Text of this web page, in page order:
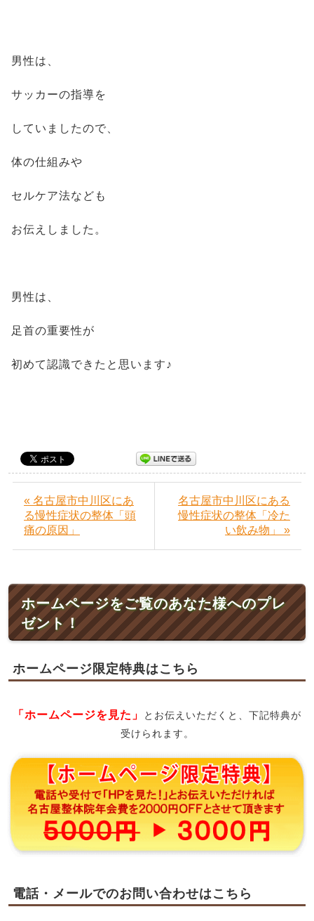
男性は、
サッカーの指導を
していましたので、
体の仕組みや
セルケア法なども
お伝えしました。
男性は、
足首の重要性が
初めて認識できたと思います♪
« 名古屋市中川区にあ
る慢性症状の整体「頭
痛の原因」
名古屋市中川区にある
慢性症状の整体「冷た
い飲み物」 »
ホームページをご覧のあなた様へのプレ
ゼント！
ホームページ限定特典はこちら
「ホームページを見た」
とお伝えいただくと、下記特典が
受けられます。
電話・メールでのお問い合わせはこちら